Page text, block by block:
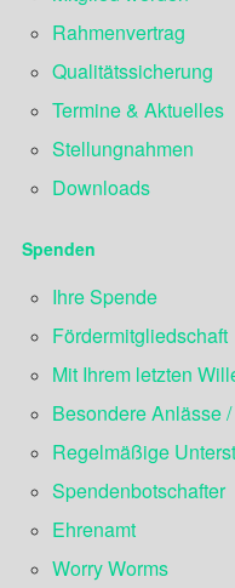
Rahmenvertrag
Qualitätssicherung
Termine & Aktuelles
Stellungnahmen
Downloads
Spenden
Ihre Spende
Fördermitgliedschaft
Mit Ihrem letzten
Besondere Anlässe
Regelmäßige
Spendenbotschafter
Ehrenamt
Worry Worms